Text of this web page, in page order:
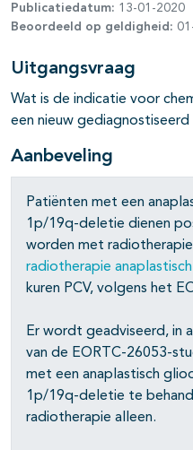
open- en
open- en
Publicatiedatum: 13-01-2020
Beoordeeld op geldigheid:
Uitgangsvraag
Wat is de indicatie voor
een nieuw
Aanbeveling
Patiënten met een
1p/19q-deletie dienen
worden met
radiotherapie
kuren PCV, volgens het
Er wordt geadviseerd, in
van de EORTC-26053-
met een anaplastisch
1p/19q-deletie te
radiotherapie alleen.